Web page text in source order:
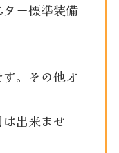
ー標準装備
。その他オ
出来ませ